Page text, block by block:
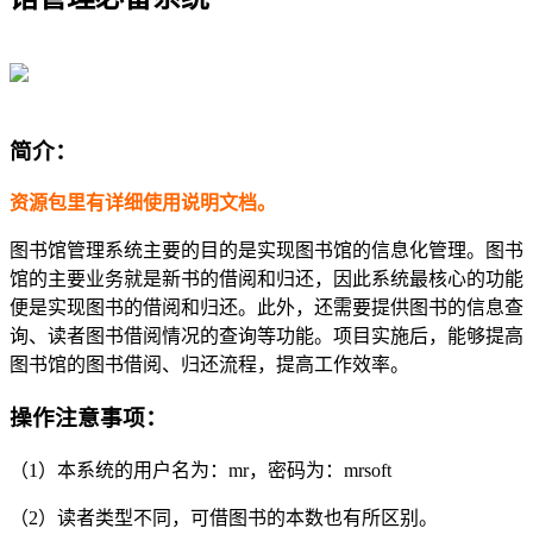
简介：
资源包里有详细使用说明文档。
图书馆管理系统主要的目的是实现图书馆的信息化管理。图书
馆的主要业务就是新书的借阅和归还，因此系统最核心的功能
便是实现图书的借阅和归还。此外，还需要提供图书的信息查
询、读者图书借阅情况的查询等功能。项目实施后，能够提高
图书馆的图书借阅、归还流程，提高工作效率。
操作注意事项：
（1）本系统的用户名为：mr，密码为：mrsoft
（2）读者类型不同，可借图书的本数也有所区别。